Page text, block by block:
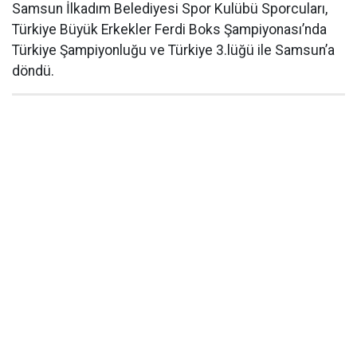
Samsun İlkadım Belediyesi Spor Kulübü Sporcuları,
Türkiye Büyük Erkekler Ferdi Boks Şampiyonası’nda
Türkiye Şampiyonluğu ve Türkiye 3.lüğü ile Samsun’a
döndü.